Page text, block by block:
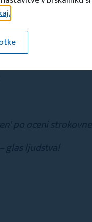
po oceni
glas ljudstva!